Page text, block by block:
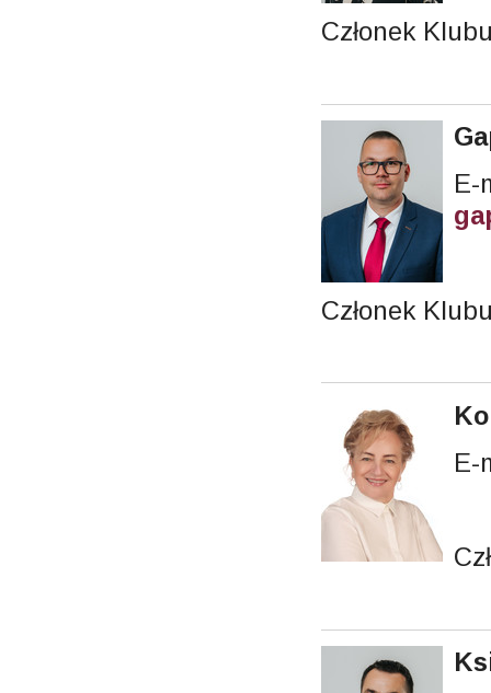
Członek
E-
Członek
E-